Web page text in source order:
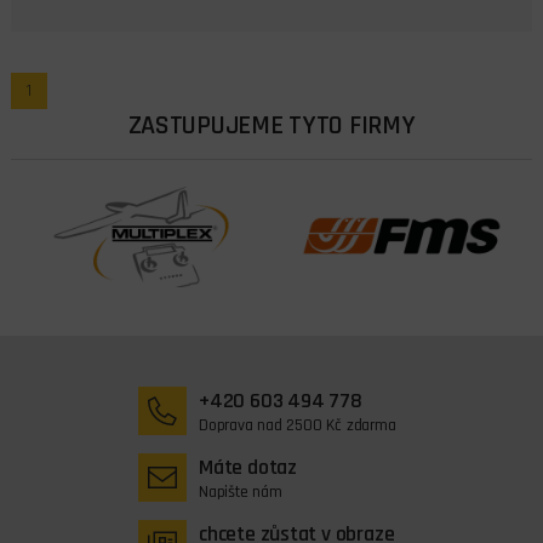
1
ZASTUPUJEME TYTO FIRMY
+420 603 494 778
Doprava nad 2500 Kč zdarma
Máte dotaz
Napište nám
chcete zůstat v obraze